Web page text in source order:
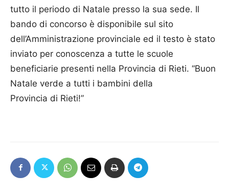
tutto il periodo di Natale presso la sua sede. Il
bando di concorso è disponibile sul sito
dell’Amministrazione provinciale ed il testo è stato
inviato per conoscenza a tutte le scuole
beneficiarie presenti nella Provincia di Rieti. “Buon
Natale verde a tutti i bambini della
Provincia di Rieti!”